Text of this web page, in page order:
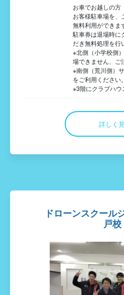
お車でお越しの方
お客様駐車場を、
無料利用ができま
駐車券は退場時に
だき無料処理を行
※北側（小学校側
場できません、ご
※南側（荒川側）
をご利用ください。
※3階にクラブハウ
詳しく
ドローンスクール
戸校